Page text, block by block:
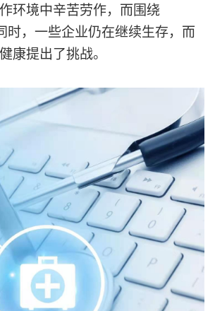
环境中辛苦劳作，而围绕
，一些企业仍在继续生存，而
康提出了挑战。